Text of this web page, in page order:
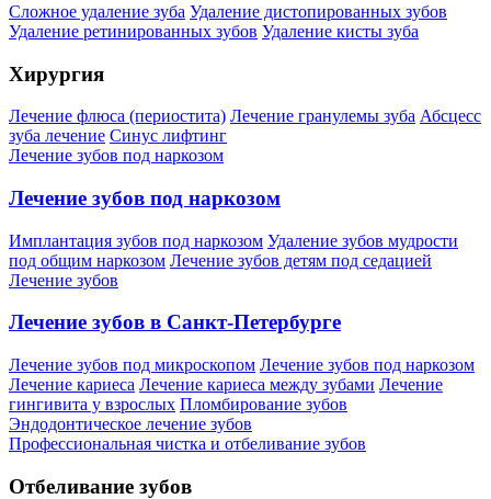
Сложное удаление зуба Удаление дистопированных зубов
Удаление ретинированных зубов Удаление кисты зуба
Хирургия
Лечение флюса (периостита) Лечение гранулемы зуба Абсцесс
зуба лечение Синус лифтинг
Лечение зубов под наркозом
Лечение зубов под наркозом
Имплантация зубов под наркозом Удаление зубов мудрости
под общим наркозом Лечение зубов детям под седацией
Лечение зубов
Лечение зубов в Санкт-Петербурге
Лечение зубов под микроскопом Лечение зубов под наркозом
Лечение кариеса Лечение кариеса между зубами Лечение
гингивита у взрослых Пломбирование зубов
Эндодонтическое лечение зубов
Профессиональная чистка и отбеливание зубов
Отбеливание зубов